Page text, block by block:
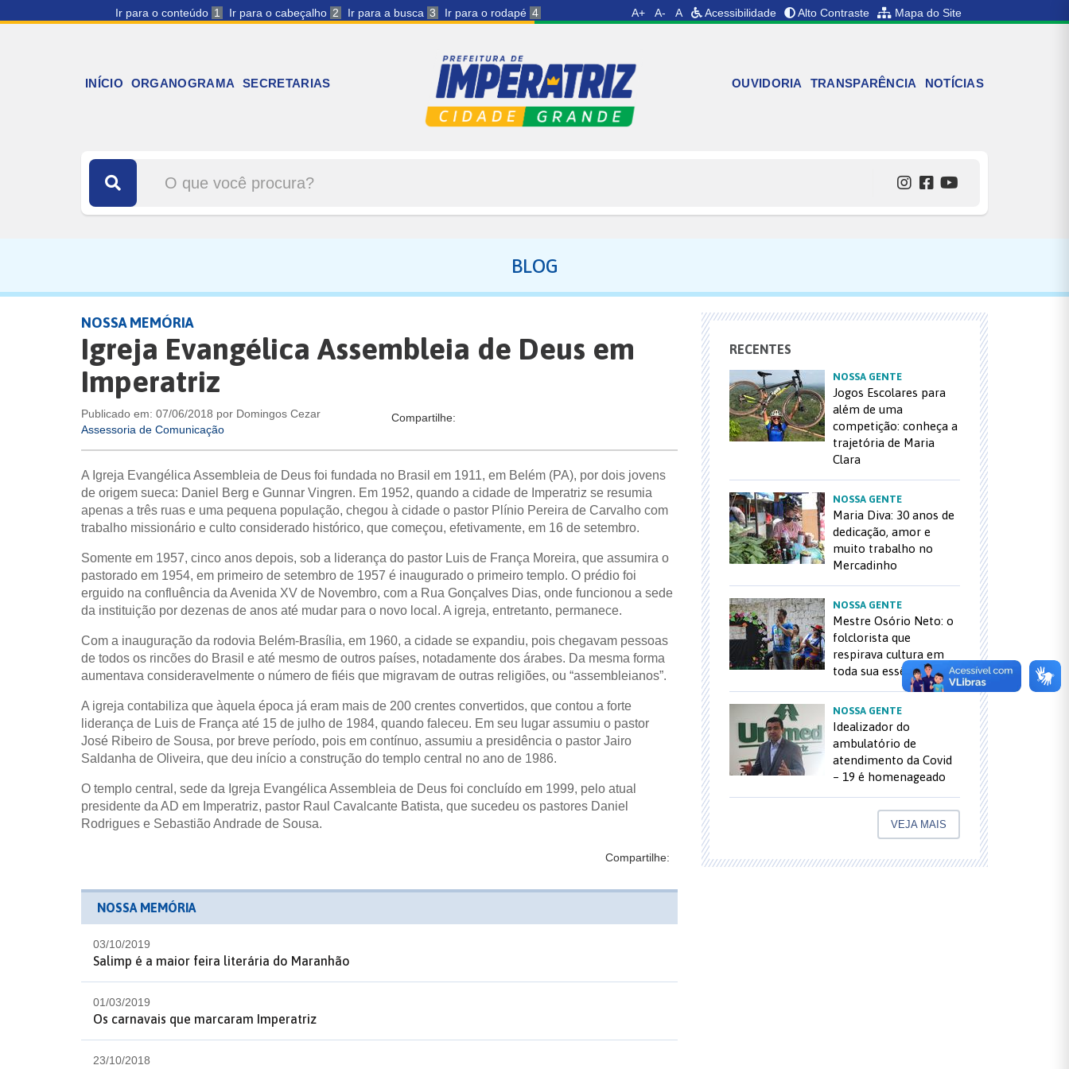
Ir para o conteúdo 1 Ir para o cabeçalho 2 Ir para a busca 3 Ir para o rodapé 4 A+ A- A Acessibilidade Alto Contraste Mapa do Site
INÍCIO ORGANOGRAMA SECRETARIAS OUVIDORIA TRANSPARÊNCIA NOTÍCIAS
BLOG
NOSSA MEMÓRIA
Igreja Evangélica Assembleia de Deus em
Imperatriz
Publicado em: 07/06/2018 por Domingos Cezar
Assessoria de Comunicação
Compartilhe:
A Igreja Evangélica Assembleia de Deus foi fundada no Brasil em 1911, em Belém (PA), por dois jovens
de origem sueca: Daniel Berg e Gunnar Vingren. Em 1952, quando a cidade de Imperatriz se resumia
apenas a três ruas e uma pequena população, chegou à cidade o pastor Plínio Pereira de Carvalho com
trabalho missionário e culto considerado histórico, que começou, efetivamente, em 16 de setembro.
Somente em 1957, cinco anos depois, sob a liderança do pastor Luis de França Moreira, que assumira o
pastorado em 1954, em primeiro de setembro de 1957 é inaugurado o primeiro templo. O prédio foi
erguido na confluência da Avenida XV de Novembro, com a Rua Gonçalves Dias, onde funcionou a sede
da instituição por dezenas de anos até mudar para o novo local. A igreja, entretanto, permanece.
Com a inauguração da rodovia Belém-Brasília, em 1960, a cidade se expandiu, pois chegavam pessoas
de todos os rincões do Brasil e até mesmo de outros países, notadamente dos árabes. Da mesma forma
aumentava consideravelmente o número de fiéis que migravam de outras religiões, ou “assembleianos”.
A igreja contabiliza que àquela época já eram mais de 200 crentes convertidos, que contou a forte
liderança de Luis de França até 15 de julho de 1984, quando faleceu. Em seu lugar assumiu o pastor
José Ribeiro de Sousa, por breve período, pois em contínuo, assumiu a presidência o pastor Jairo
Saldanha de Oliveira, que deu início a construção do templo central no ano de 1986.
O templo central, sede da Igreja Evangélica Assembleia de Deus foi concluído em 1999, pelo atual
presidente da AD em Imperatriz, pastor Raul Cavalcante Batista, que sucedeu os pastores Daniel
Rodrigues e Sebastião Andrade de Sousa.
Compartilhe:
NOSSA MEMÓRIA
03/10/2019
Salimp é a maior feira literária do Maranhão
01/03/2019
Os carnavais que marcaram Imperatriz
23/10/2018
RECENTES
NOSSA GENTE
Jogos Escolares para
além de uma
competição: conheça a
trajetória de Maria
Clara
NOSSA GENTE
Maria Diva: 30 anos de
dedicação, amor e
muito trabalho no
Mercadinho
NOSSA GENTE
Mestre Osório Neto: o
folclorista que
respirava cultura em
toda sua essência
NOSSA GENTE
Idealizador do
ambulatório de
atendimento da Covid
– 19 é homenageado
VEJA MAIS